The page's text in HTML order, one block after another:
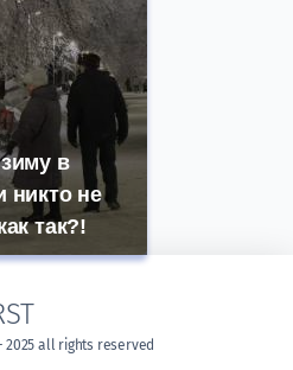
в
никто не
так?!
2025 all rights reserved